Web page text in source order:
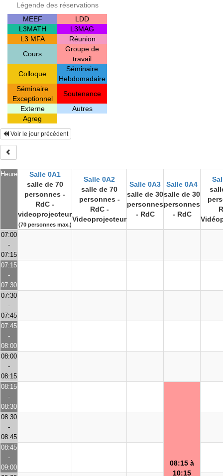
Légende des réservations
MEEF
LDD
L3MATH
L3MAG
L3 MFA
Réunion
Cours
Groupe de
travail
Colloque
Séminaire
Hebdomadaire
Séminaire
Exceptionnel
Soutenance
Externe
Autres
Agreg
Voir le jour précédent
Heure
Salle 0A1
salle de 70
personnes -
RdC -
videoprojecteur
(70 personnes max.)
Salle 0A2
salle de 70
personnes -
RdC -
Videoprojecteur
Salle 0A3
salle de 30
personnes
- RdC
Salle 0A4
salle de 30
personnes
- RdC
07:00
-
07:15
07:15
-
07:30
07:30
-
07:45
07:45
-
08:00
08:00
-
08:15
08:15
-
08:30
08:15 à
10:15
08:30
-
08:45
08:45
-
09:00